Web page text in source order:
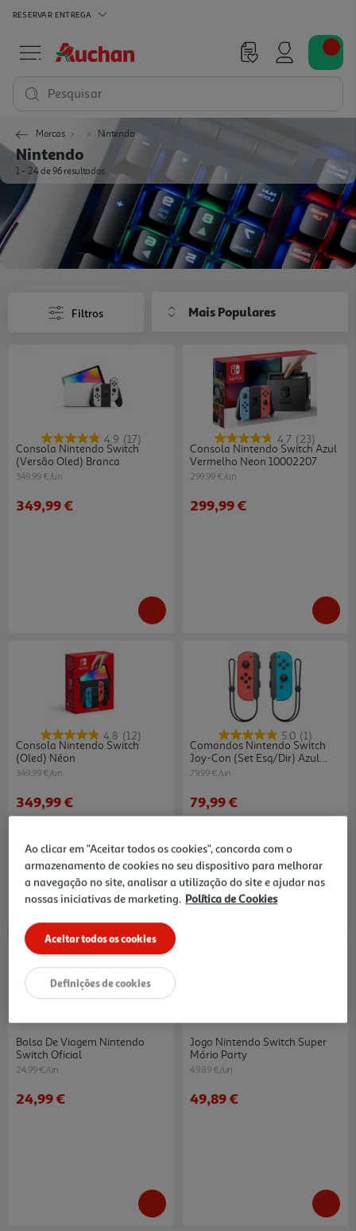
RESERVAR ENTREGA
Pesquisar
Marcas Nintendo
Nintendo
1 - 24 de 96 resultados
Filtros Mais Populares
4.9 (17)
Consola Nintendo Switch
(versão Oled) Branca
349.99 €/un
349,99 €
4.7 (23)
Consola Nintendo Switch Azul
Vermelho Neon 10002207
299.99 €/un
299,99 €
4.8 (12)
Consola Nintendo Switch
(oled) Néon
349.99 €/un
349,99 €
5.0 (1)
Comandos Nintendo Switch
Joy-Con (set Esq/dir) Azul
Néon/vermelho Néon
79.99 €/un
79,99 €
Bolsa De Viagem Nintendo
Switch Oficial
24.99 €/un
24,99 €
Jogo Nintendo Switch Super
Mário Party
49.89 €/un
49,89 €
Ao clicar em "Aceitar todos os cookies", concorda com o
armazenamento de cookies no seu dispositivo para melhorar
a navegação no site, analisar a utilização do site e ajudar nas
nossas iniciativas de marketing. Política de Cookies
Aceitar todos os cookies
Definições de cookies